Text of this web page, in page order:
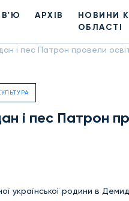
АРХІВ
НОВИНИ
ОБЛАСТІ
і пес Патрон провели
пес Патрон
української родини в